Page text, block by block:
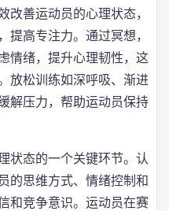
改善运动员的心理状态，
提高专注力。通过冥想，
情绪，提升心理韧性，这
放松训练如深呼吸、渐进
解压力，帮助运动员保持
状态的一个关键环节。认
的思维方式、情绪控制和
和竞争意识。运动员在赛